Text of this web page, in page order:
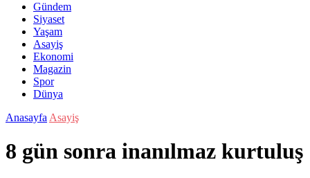
Gündem
Siyaset
Yaşam
Asayiş
Ekonomi
Magazin
Spor
Dünya
Anasayfa Asayiş
8 gün sonra inanılmaz kurtuluş